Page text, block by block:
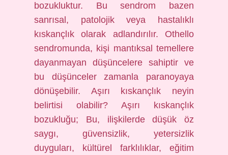
bozukluktur. Bu sendrom bazen
sanrısal, patolojik veya hastalıklı
kıskançlık olarak adlandırılır. Othello
sendromunda, kişi mantıksal temellere
dayanmayan düşüncelere sahiptir ve
bu düşünceler zamanla paranoyaya
dönüşebilir. Aşırı kıskançlık neyin
belirtisi olabilir? Aşırı kıskançlık
bozukluğu; Bu, ilişkilerde düşük öz
saygı, güvensizlik, yetersizlik
duyguları, kültürel farklılıklar, eğitim